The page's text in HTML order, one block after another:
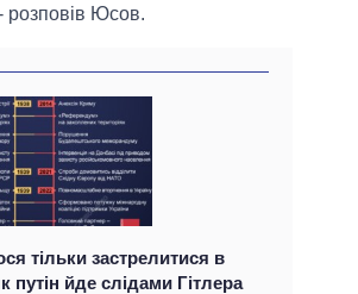
розповів Юсов.
тільки застрелитися в
путін йде слідами Гітлера